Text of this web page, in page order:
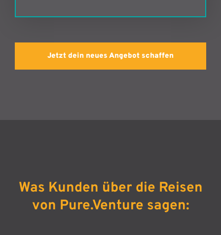
Jetzt dein neues Angebot schaffen
Was Kunden über die Reisen
von Pure.Venture sagen: